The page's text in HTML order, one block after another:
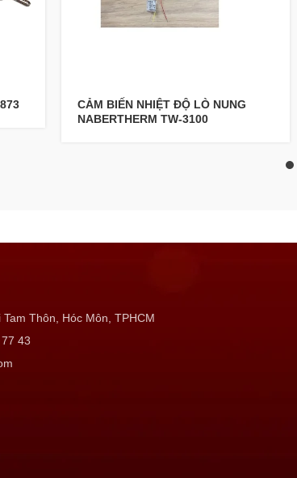
CẢM BIẾN NHIỆT ĐỘ LÒ NUNG
NABERTHERM TW-3100
Thôn, Hóc Môn, TPHCM
43